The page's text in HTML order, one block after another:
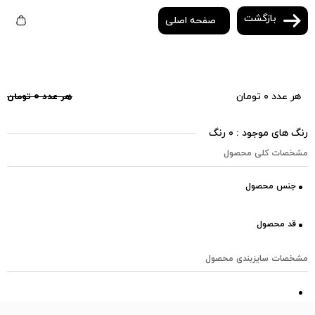
بازگشت صفحه اصلی
هر عدد ۰ تومان هر عدد ۰ تومان
رنگ های موجود : ۰ رنگ
مشخصات کلی محصول
جنس محصول
قد محصول
مشخصات سایزبندی محصول